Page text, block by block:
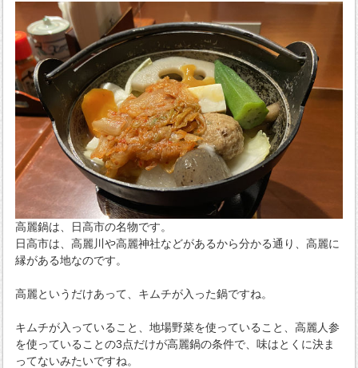
高麗鍋は、日高市の名物です。
日高市は、高麗川や高麗神社などがあるから分かる通り、高麗に
縁がある地なのです。
高麗というだけあって、キムチが入った鍋ですね。
キムチが入っていること、地場野菜を使っていること、高麗人参
を使っていることの3点だけが高麗鍋の条件で、味はとくに決ま
ってないみたいですね。